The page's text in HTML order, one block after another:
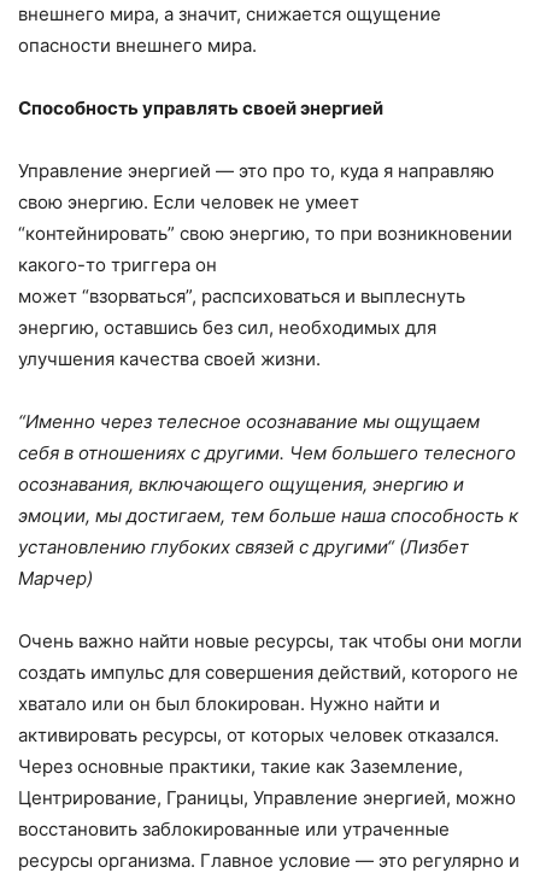
внешнего мира, а значит, снижается ощущение
опасности внешнего мира.
Способность управлять своей энергией
Управление энергией — это про то, куда я направляю
свою энергию. Если человек не умеет
“контейнировать” свою энергию, то при возникновении
какого-то триггера он
может “взорваться”, распсиховаться и выплеснуть
энергию, оставшись без сил, необходимых для
улучшения качества своей жизни.
“Именно через телесное осознавание мы ощущаем
себя в отношениях с другими. Чем большего телесного
осознавания, включающего ощущения, энергию и
эмоции, мы достигаем, тем больше наша способность к
установлению глубоких связей с другими“(Лизбет
Марчер)
Очень важно найти новые ресурсы, так чтобы они могли
создать импульс для совершения действий, которого не
хватало или он был блокирован. Нужно найти и
активировать ресурсы, от которых человек отказался.
Через основные практики, такие как Заземление,
Центрирование, Границы, Управление энергией, можно
восстановить заблокированные или утраченные
ресурсы организма. Главное условие — это регулярно и